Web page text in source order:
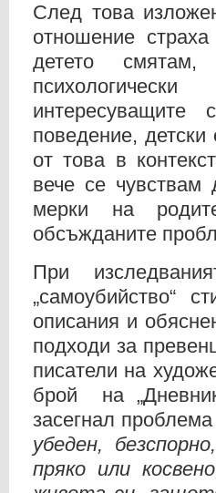
След това
отношение
детето
поведение, детски
от това в
вече се
мерки на
обсъжданите
При
„самоубийство“
описания и
подходи за
писатели на
брой на
засегнал
убеден,
пряко или